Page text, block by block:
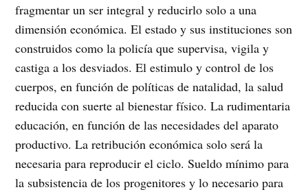
fragmentar un ser integral y reducirlo solo a una
dimensión económica. El estado y sus instituciones son
construidos como la policía que supervisa, vigila y
castiga a los desviados. El estimulo y control de los
cuerpos, en función de políticas de natalidad, la salud
reducida con suerte al bienestar físico. La rudimentaria
educación, en función de las necesidades del aparato
productivo. La retribución económica solo será la
necesaria para reproducir el ciclo. Sueldo mínimo para
la subsistencia de los progenitores y lo necesario para